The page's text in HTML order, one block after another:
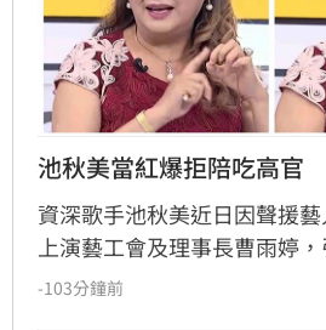
池秋美當紅爆拒陪吃高官
資深歌手池秋美近日因聲援
上演藝工會及理事長曹雨婷
注。池秋美過去曾以《小風帆
-103分鐘前